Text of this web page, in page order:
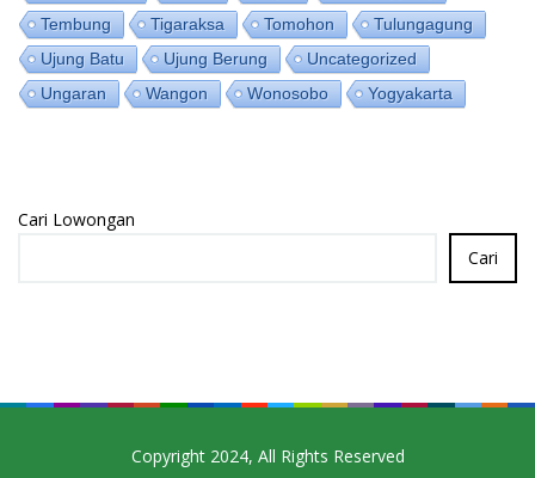
Tembung
Tigaraksa Tomohon
Tulungagung
Ujung Batu
Ujung Berung
Uncategorized
Ungaran
Wangon Wonosobo Yogyakarta
Cari Lowongan
Cari
Copyright 2024, All Rights Reserved